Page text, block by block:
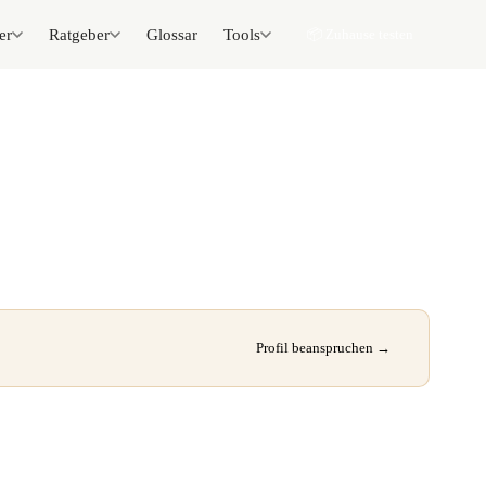
Ratgeber Glossar Tools
Profil beanspruchen →